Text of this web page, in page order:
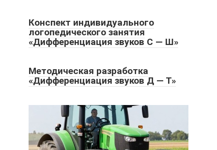
Конспект индивидуального
логопедического занятия
«Дифференциация звуков С — Ш»
Методическая разработка
«Дифференциация звуков Д — Т»